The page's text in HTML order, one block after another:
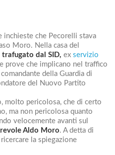
inchieste che Pecorelli stava
Moro. Nella casa del
trafugato dal SID, ex servizio
prove che implicano nel traffico
della Guardia di
del Nuovo Partito
molto pericolosa, che di certo
ma non pericolosa quanto
velocemente avanti sul
Aldo Moro. A detta di
la spiegazione